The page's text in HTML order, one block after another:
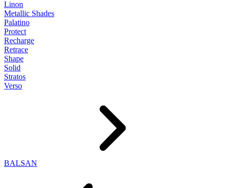
Linon
Metallic Shades
Palatino
Protect
Recharge
Retrace
Shape
Solid
Stratos
Verso
BALSAN